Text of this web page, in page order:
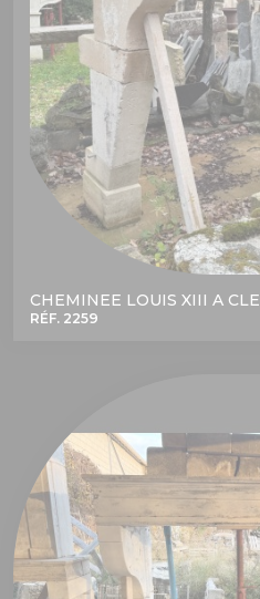
CHEMINEE LOUIS XIII A CLE
RÉF. 2259